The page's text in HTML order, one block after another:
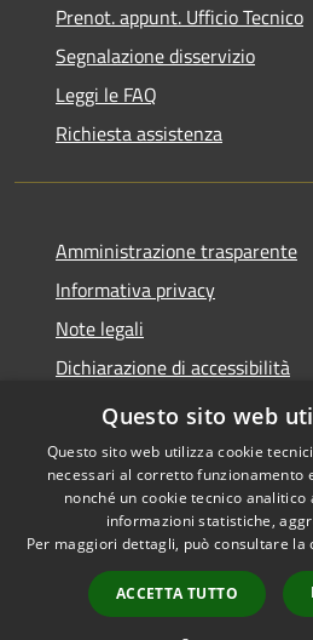
Prenot. appunt. Ufficio Tecnico
Segnalazione disservizio
Leggi le FAQ
Richiesta assistenza
Amministrazione trasparente
Informativa privacy
Note legali
Dichiarazione di accessibilità
Whistleblowing
Accessibilità
Questo sito web
Questo sito web utilizza cookie
necessari al corretto funzionamento
nonché un cookie tecnico
informazioni statistiche,
Per maggiori dettagli, può consultare la
ACCETTA TUTTO